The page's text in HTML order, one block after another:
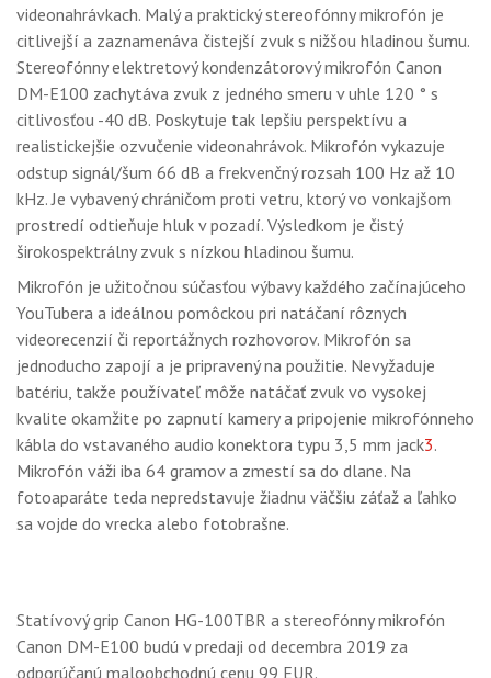
videonahrávkach. Malý a praktický stereofónny mikrofón je
citlivejší a zaznamenáva čistejší zvuk s nižšou hladinou šumu.
Stereofónny elektretový kondenzátorový mikrofón Canon
DM-E100 zachytáva zvuk z jedného smeru v uhle 120 ° s
citlivosťou -40 dB. Poskytuje tak lepšiu perspektívu a
realistickejšie ozvučenie videonahrávok. Mikrofón vykazuje
odstup signál/šum 66 dB a frekvenčný rozsah 100 Hz až 10
kHz. Je vybavený chráničom proti vetru, ktorý vo vonkajšom
prostredí odtieňuje hluk v pozadí. Výsledkom je čistý
širokospektrálny zvuk s nízkou hladinou šumu.
Mikrofón je užitočnou súčasťou výbavy každého začínajúceho
YouTubera a ideálnou pomôckou pri natáčaní rôznych
videorecenzií či reportážnych rozhovorov. Mikrofón sa
jednoducho zapojí a je pripravený na použitie. Nevyžaduje
batériu, takže používateľ môže natáčať zvuk vo vysokej
kvalite okamžite po zapnutí kamery a pripojenie mikrofónneho
kábla do vstavaného audio konektora typu 3,5 mm jack3.
Mikrofón váži iba 64 gramov a zmestí sa do dlane. Na
fotoaparáte teda nepredstavuje žiadnu väčšiu záťaž a ľahko
sa vojde do vrecka alebo fotobrašne.
Statívový grip Canon HG-100TBR a stereofónny mikrofón
Canon DM-E100 budú v predaji od decembra 2019 za
odporúčanú maloobchodnú cenu 99 EUR.